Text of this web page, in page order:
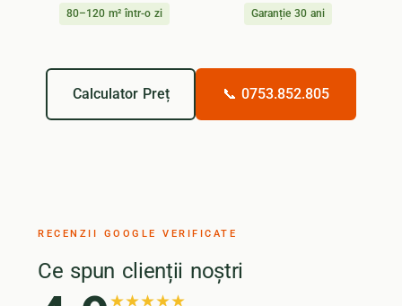
80–120 m² într-o zi Garanție 30 ani
Calculator Preț 📞 0753.852.805
RECENZII GOOGLE VERIFICATE
Ce spun clienții noștri
★★★★★